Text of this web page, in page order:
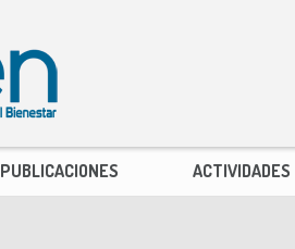
PUBLICACIONES ACTIVIDADES